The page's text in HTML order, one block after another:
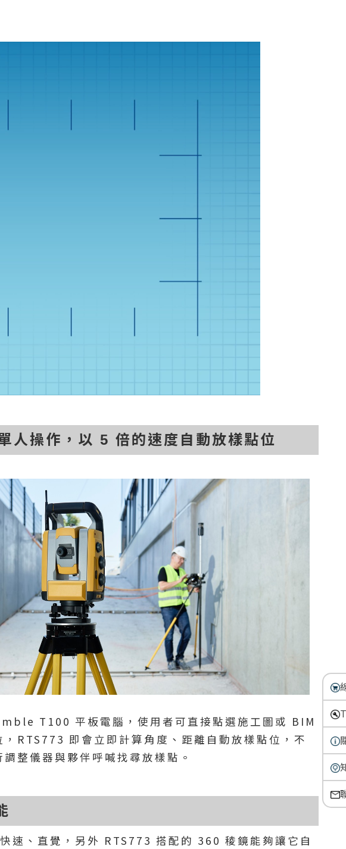
人操作，以 5 倍的速度自動放樣點位
T100 平板電腦，使用者可直接點選施工圖或 BIM
，RTS773 即會立即計算角度、距離自動放樣點位，不
調整儀器與夥伴呼喊找尋放樣點。
速、直覺，另外 RTS773 搭配的 360 稜鏡能夠讓它自